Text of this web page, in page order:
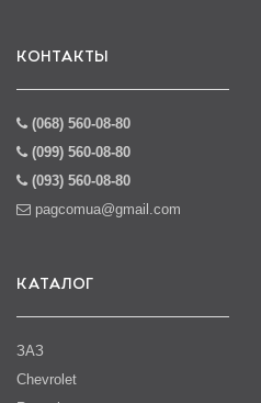
КОНТАКТЫ
(068) 560-08-80
(099) 560-08-80
(093) 560-08-80
pagcomua@gmail.com
КАТАЛОГ
ЗАЗ
Chevrolet